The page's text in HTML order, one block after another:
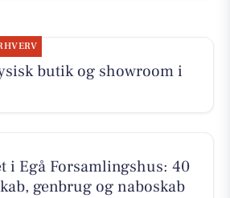
butik og showroom i
i Egå Forsamlingshus: 40
genbrug og naboskab